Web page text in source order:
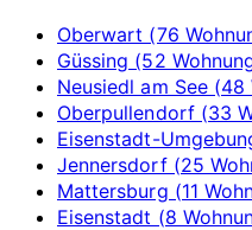
Oberwart (76
Güssing (52
Neusiedl am See (48
Oberpullendorf (33
Eisenstadt-
Jennersdorf (25
Mattersburg (11
Eisenstadt (8